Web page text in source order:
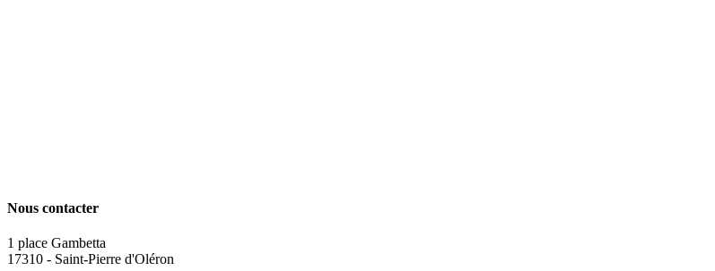
Nous contacter
1 place Gambetta
17310 - Saint-Pierre d'Oléron